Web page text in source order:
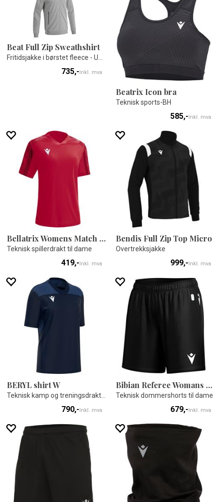
Beat Full Zip Sweathshirt
735,-Inkl. mva
Beatrix Icon bra
Teknisk sports-BH
585,-Inkl. mva
Bellatrix Womens Match Day Shirt
Teknisk spillerdrakt til dame
419,-Inkl. mva
Bendis Full Zip Top Micro
Overtrekksjakke
999,-Inkl. mva
BERYL shirt W
790,-Inkl. mva
Bibian Referee Womans Shorts
Teknisk dommershorts til dame
679,-Inkl. mva